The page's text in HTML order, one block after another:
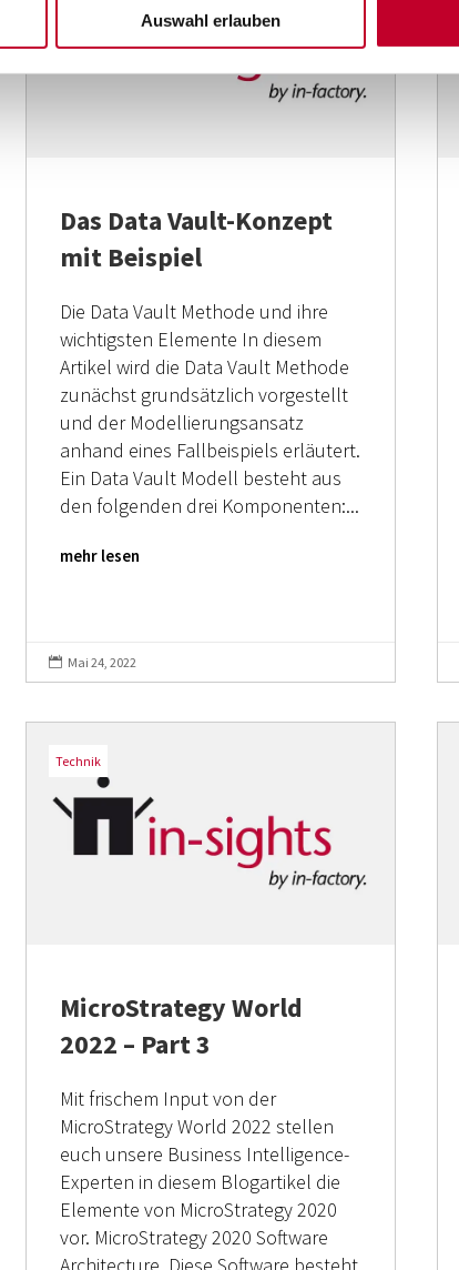
Auswahl erlauben
Das Data Vault-Konzept
mit Beispiel
Die Data Vault Methode und ihre
wichtigsten Elemente In diesem
Artikel wird die Data Vault Methode
zunächst grundsätzlich vorgestellt
und der Modellierungsansatz
anhand eines Fallbeispiels erläutert.
Ein Data Vault Modell besteht aus
den folgenden drei Komponenten:...
mehr lesen
 Mai 24, 2022
Technik
MicroStrategy World
2022 – Part 3
Mit frischem Input von der
MicroStrategy World 2022 stellen
euch unsere Business Intelligence-
Experten in diesem Blogartikel die
Elemente von MicroStrategy 2020
vor. MicroStrategy 2020 Software